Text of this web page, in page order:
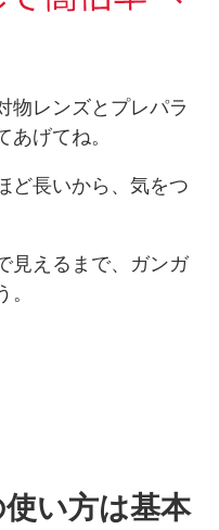
物レンズとプレパラ
げてね。
ど長いから、気をつ
見えるまで、ガンガ
い方は基本